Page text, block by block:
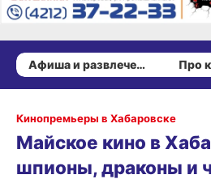
Афиша и развлечения Про
Кинопремьеры в Хабаровске
Майское кино в
шпионы, драконы и